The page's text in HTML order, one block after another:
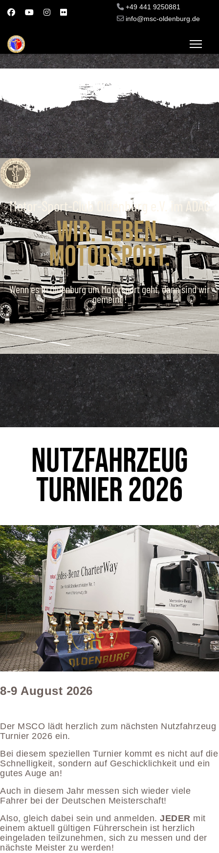
+49 441 9250881
info@msc-oldenburg.de
Motor-Sport-Club Oldenburg e.V. im ADAC
Wir. Leben.
Motorsport.
Wenn es in Oldenburg um Motorsport geht, dann sind wir
gemeint !
Nutzfahrzeug
Turnier 2026
8-9 August 2026
Der MSCO lädt herzlich zum nächsten Nutzfahrzeug
Turnier 2026 ein.
Bei diesem speziellen Turnier kommt es nicht auf die
Schnelligkeit, sondern auf Geschicklichkeit und ein
gutes Auge an!
Auch in diesem Jahr messen sich wieder viele
Fahrer bei der Deutschen Meisterschaft!
Also, gleich dabei sein und anmelden. JEDER mit
einem aktuell gültigen Führerschein ist herzlich
eingeladen teilzunehmen, sich zu messen und der
nächste Meister zu werden!